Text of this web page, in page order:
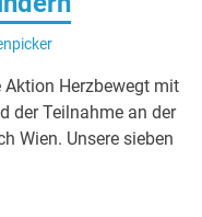
Aktion Herzbewegt mit
der Teilnahme an der
Wien. Unsere sieben